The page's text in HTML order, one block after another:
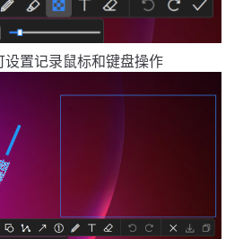
设置记录鼠标和键盘操作